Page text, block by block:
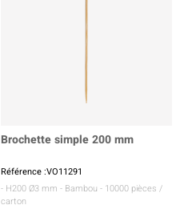
Brochette simple 200 mm
Référence :VO11291
- H200 Ø3 mm - Bambou - 10000 pièces /
carton